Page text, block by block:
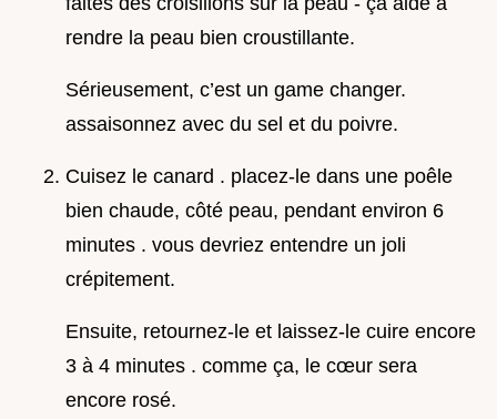
rendre la peau bien croustillante.
Sérieusement, c’est un game changer.
assaisonnez avec du sel et du poivre.
Cuisez le canard . placez-le dans une poêle
bien chaude, côté peau, pendant environ 6
minutes . vous devriez entendre un joli
crépitement.
Ensuite, retournez-le et laissez-le cuire encore
3 à 4 minutes . comme ça, le cœur sera
encore rosé.